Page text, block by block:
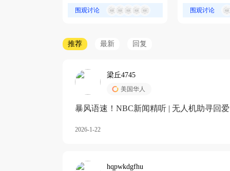
围观讨论 围观讨论
推荐 最新 回复
梁丘4745
美国华人
暴风语速！NBC新闻精听 | 无人机助寻回
2026-1-22
hqpwkdgfhu